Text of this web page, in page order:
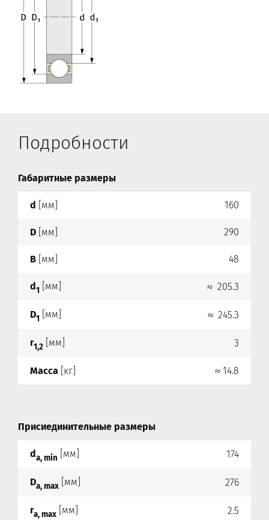
Подробности
Габаритные размеры
d [мм] 160
D [мм] 290
B [мм] 48
d1 [мм] ≈ 205.3
D1 [мм] ≈ 245.3
r1,2 [мм] 3
Масса [кг] ≈ 14.8
Присиединительные размеры
da, min [мм] 174
Da, max [мм] 276
ra, max [мм] 2.5